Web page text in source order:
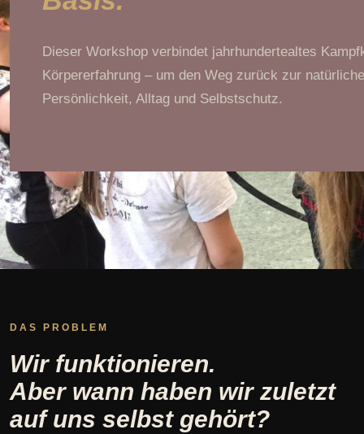
Dieser Workshop verbindet jahrhundertealtes
Körpererfahrung – um den Weg zurück zur
Persönlichkeit, Alltag und Selbstschutz.
DAS PROBLEM
Wir funktionieren.
Aber wann haben wir zuletzt
auf uns selbst gehört?